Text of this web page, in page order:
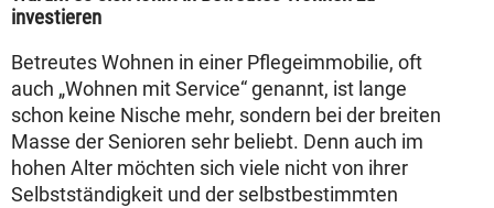
investieren
Betreutes Wohnen in einer Pflegeimmobilie, oft
auch „Wohnen mit Service“ genannt, ist lange
schon keine Nische mehr, sondern bei der breiten
Masse der Senioren sehr beliebt. Denn auch im
hohen Alter möchten sich viele nicht von ihrer
Selbstständigkeit und der selbstbestimmten